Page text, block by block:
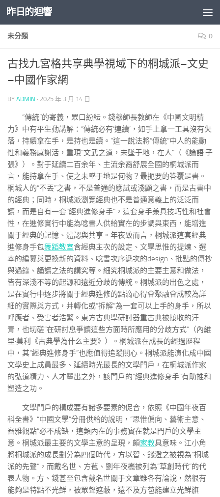
Skip to content
昨日的迴響
未分類 0
古找九宮格共享典學視域下的桐城派–文史
–中國作家網
BY ADMIN · 2025 年 3 月 14 日
“傳統”的寄義，眾口紛紜。錢穆師長教師在《中國文明精
力》中有平生動講解：“傳統必有‘連續’，如手上拿一工具沒有失
落，持續拿在手，是持也是續。”這一說法將“傳統”中人的能動
性和義務感謝活，重現“文武之道，未墜于地，在人”（《論語·子
張》）。對于延續二百余年、主流余裔舒展全國的桐城派而
言，能持拿在手、使之未墜于地是何物？最扼要的答覆是書。
桐城人的“不丟”之書，不是普通的應試或淺顯之書，而是古書中
的經典；同時，桐城派瀏覽經典也不是普通意義上的泛泛而
讀，而是自有一套“經典進修身手”，這套身手兼具技巧性和社會
性，在進修實行中能為唸書人供給實在的步調與東西，能增進
關于經典的記憶、體認與共享。年夜致而言，桐城派這套經典
進修身手包舞蹈教室含經典主次的設定、文學思惟的提煉、選
本的編纂與更換新的資料、唸書次序遞次的design、批點的傳抄
與過錄、誦讀之法的講究等。細究桐城派的主要主意和做法，
皆有深淺不等的起源和遠近分歧的傳統。桐城派的出色之處，
是在實行中逐步將關于經典進修的點滴心得會聚融會成較為詳
細的實際與方式，并轉化或“拆解”為一套可以上手的身手，所以
呼應者、受害者浩繁。東方古典學研討器重古典被接收的汗
青，也切磋“在研討息爭讀這些方面時所應用的分歧方式”（內維
里·莫利《古典學為什么主要》）。桐城派在成長的經過歷程
中，其“經典進修身手”也應值得追蹤關心。桐城派能演化成中國
文學史上成員最多、延續時光最長的文學門戶，在桐城派作家
的弘道精力、人才輩出之外，該門戶的“經典進修身手”有助推和
塑造之功。
文學門戶的構成要有諸多要素的促合，依照《中國年夜百
科全書》“中國文學”分冊供給的說明，“思惟偏向、藝術主意、
審雅觀點”必不成缺，這類內在的事務實在就是門戶的文學主
意。桐城派最主要的文學主意的呈現，頗家教具意味。江小角
將桐城派的成長劃分為四個時代，方以智、錢澄之被視為“桐城
派的先聲”，而戴名世、方苞、劉年夜櫆被列為“草創時代”的代
表人物。方、錢甚至包含戴名世關于文章雖各有論說，然很有
能夠是特點不光鮮，被眾聲遮蔽，遠不及方苞能建立光鮮旗